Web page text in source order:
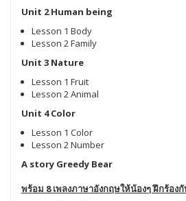
Unit 2 Human being
Lesson 1 Body
Lesson 2 Family
Unit 3 Nature
Lesson 1 Fruit
Lesson 2 Animal
Unit 4 Color
Lesson 1 Color
Lesson 2 Number
A story Greedy Bear
พร้อม 8 เพลงภาษาอังกฤษให้น้องๆ ฝึกร้อง